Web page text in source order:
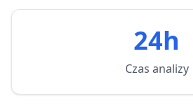
24h
Czas analizy